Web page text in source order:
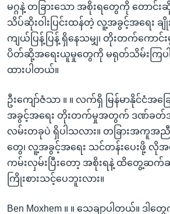
မဂ္ဂနဲ့ တခြားသော အစိုးရတွေကို တောင်
သိပ်ဆိုးဝါးပြင်းထန်တဲ့ လူ့အခွင့်အရေး ခ
ကျယ်ပြန့်ပြန့် ရှိနေသမျှ၊ တိုးတက်ကောင်း
ပိတ်ဆို့အရေးယူမှုတွေကို မရုတ်သိမ်းကြပ
ထားပါတယ်။
ဦးကျော်ဇံသာ ။ ။ လက်ရှိ မြန်မာနိုင်ငံအခ
အခွင့်အရေး တိုးတက်မှုအတွက် ဒဏ်ခတ်
လမ်းတခုပဲ ရှိပါသလား။ တခြားအကူအ
တွေ၊ လူ့အခွင့်အရေး သင်တန်းပေးဖို့ လို
ကမ်းလှမ်းပြီးတော့ အစိုးရနဲ့ ထိတွေ့ဆ
ကြိုးစားသင့်ပေဘူးလား။
Ben Moxhem ။ ။ သေချာပါတယ်။ ဒါ